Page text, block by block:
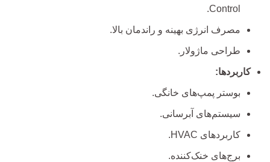
Control.
مصرف انرژی بهینه و راندمان بالا.
طراحی ماژولار.
کاربردها:
بوستر پمپ‌های خانگی.
سیستم‌های آبرسانی.
کاربردهای HVAC.
برج‌های خنک‌کننده.